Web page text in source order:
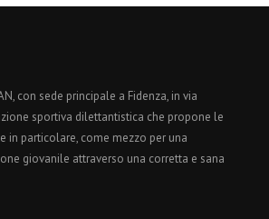
con sede principale a Fidenza, in via
sportiva dilettantistica che propone le
in particolare, come mezzo per una
giovanile attraverso una corretta e sana